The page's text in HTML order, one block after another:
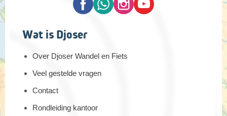
Wat is Djoser
Over Djoser Wandel en Fiets
Veel gestelde vragen
Contact
Rondleiding kantoor